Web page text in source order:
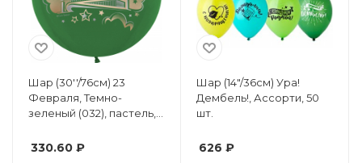
Шар (30''/76см) 23
Февраля, Темно-
зеленый (032), пастель, 2
330.60 ₽
Шар (14"/36см) Ура!
Дембель!, Ассорти, 50
шт.
626 ₽